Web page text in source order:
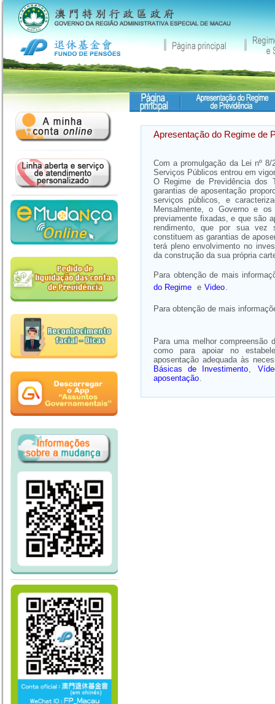
Apresentação do Regime de
Com a promulgação da Lei nº
Serviços Públicos entrou em
O Regime de Previdência dos
garantias de aposentação
serviços públicos, e
Mensalmente, o Governo e
previamente fixadas, e que são
rendimento, que por sua vez
constituem as garantias de
terá pleno envolvimento no
da construção da sua própria
Para obtenção de mais
do Regime e Video.
Para obtenção de mais
Para uma melhor compreensão
como para apoiar no
aposentação adequada às
Básicas de Investimento
aposentação